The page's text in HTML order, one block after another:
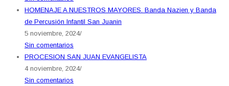
HOMENAJE A NUESTROS MAYORES. Banda Nazien y Banda
de Percusión Infantil San Juanin
5 noviembre, 2024/
Sin comentarios
PROCESION SAN JUAN EVANGELISTA
4 noviembre, 2024/
Sin comentarios